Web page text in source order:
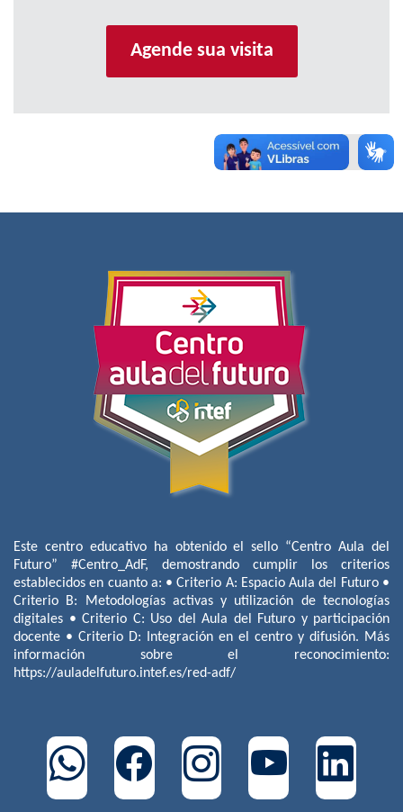
Agende sua visita
Este centro educativo ha obtenido el sello “Centro Aula del
Futuro” #Centro_AdF, demostrando cumplir los criterios
establecidos en cuanto a: • Criterio A: Espacio Aula del Futuro •
Criterio B: Metodologías activas y utilización de tecnologías
digitales • Criterio C: Uso del Aula del Futuro y participación
docente • Criterio D: Integración en el centro y difusión. Más
información sobre el reconocimiento:
https://auladelfuturo.intef.es/red-adf/